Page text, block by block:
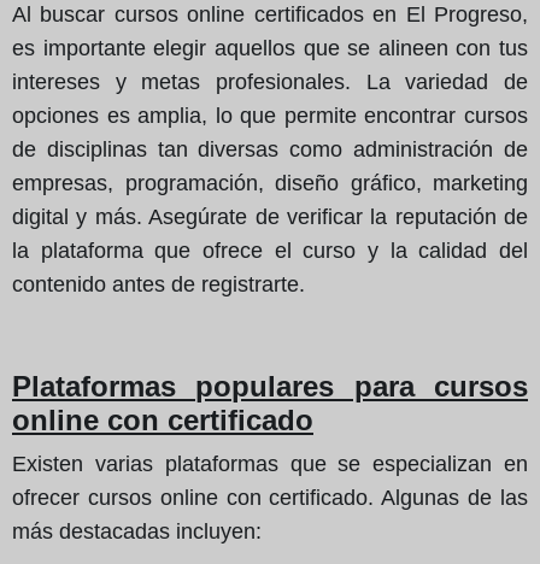
Al buscar cursos online certificados en El Progreso,
es importante elegir aquellos que se alineen con tus
intereses y metas profesionales. La variedad de
opciones es amplia, lo que permite encontrar cursos
de disciplinas tan diversas como administración de
empresas, programación, diseño gráfico, marketing
digital y más. Asegúrate de verificar la reputación de
la plataforma que ofrece el curso y la calidad del
contenido antes de registrarte.
Plataformas populares para cursos
online con certificado
Existen varias plataformas que se especializan en
ofrecer cursos online con certificado. Algunas de las
más destacadas incluyen: